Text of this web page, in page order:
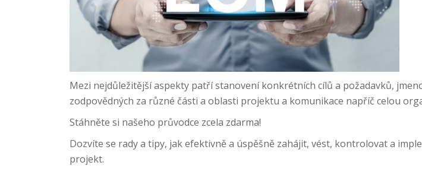
Mezi nejdůležitější aspekty patří stanovení konkrétních cílů a požadavků,
zodpovědných za různé části a oblasti projektu a komunikace napříč celou
Stáhněte si našeho průvodce zcela zdarma!
Dozvíte se rady a tipy, jak efektivně a úspěšně zahájit, vést, kontrolovat a
projekt.